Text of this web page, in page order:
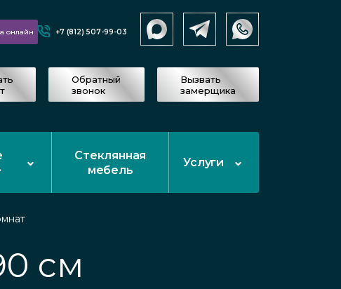
онлайн +7 (812) 507-99-03
Обратный
звонок
Вызвать
замерщика
Стеклянная
мебель
Услуги
см